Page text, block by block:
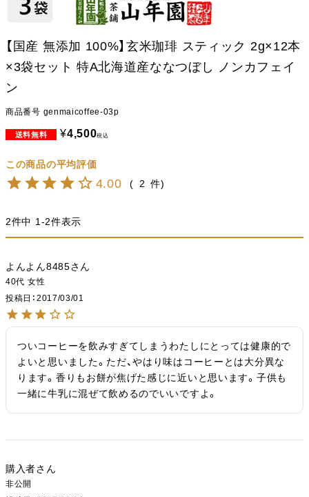
【国産 無添加 100%】玄米珈琲 スティック 2g×12本
×3袋セット 特A北海道産ななつぼし ノンカフェイ
ン
商品番号 genmaicoffee-03p
¥4,500税込
4.00 2
2件中 1-2件表示
よんよん8485
40代 女性
投稿日
2017/03/01
ついコーヒーを飲みすぎてしまうわたしにとっては健康的で
よいと思いました。ただ、やはり味はコーヒーとは大分異な
ります。香りもお餅が焦げた感じに近いと思います。子供も
一緒に牛乳に混ぜて飲めるのでいいですよ。
購入者
非公開